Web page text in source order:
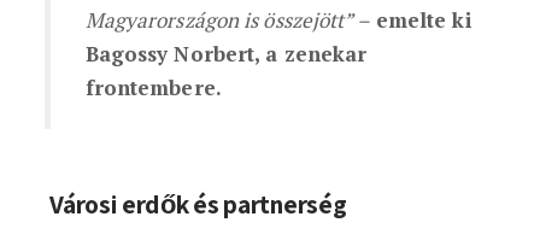
Magyarországon is összejött” –emelte ki
Bagossy Norbert, a zenekar
frontembere.
Városi erdők és partnerség